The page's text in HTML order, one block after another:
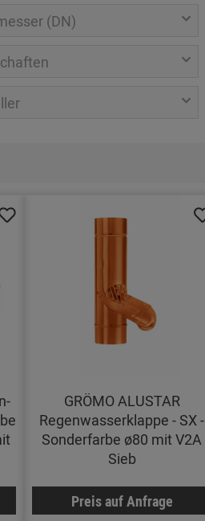
(DN)
GRÖMO ALUSTAR
Regenwasserklappe - SX -
Sonderfarbe ø80 mit V2A
Sieb
Preis auf Anfrage